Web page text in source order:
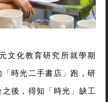
文化教育研究所就學期
時光二手書店」跑，研
後，得知「時光」缺工